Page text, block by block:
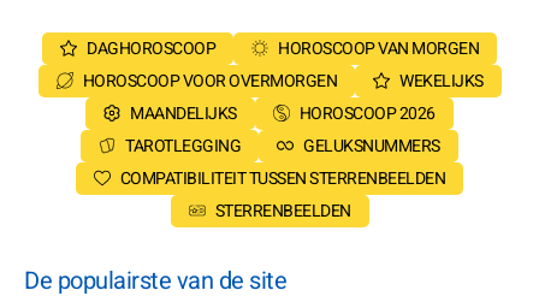
DAGHOROSCOOP
HOROSCOOP VAN MORGEN
HOROSCOOP VOOR OVERMORGEN
WEKELIJKS
MAANDELIJKS
HOROSCOOP 2026
TAROTLEGGING
GELUKSNUMMERS
COMPATIBILITEIT TUSSEN STERRENBEELDEN
STERRENBEELDEN
De populairste van de site